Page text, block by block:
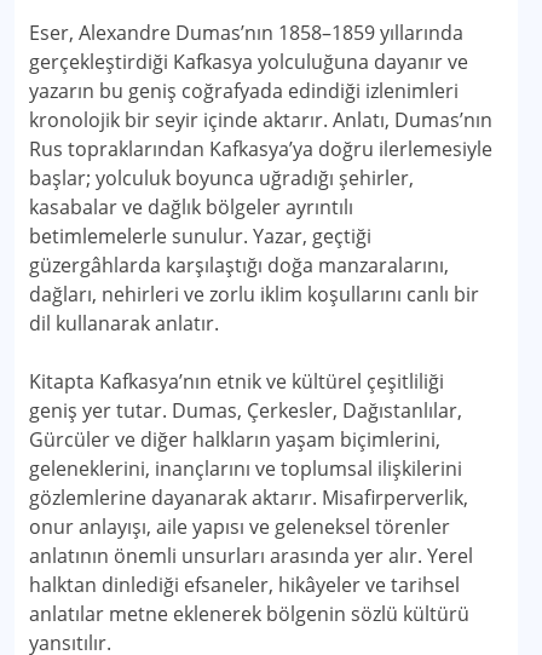
Eser, Alexandre Dumas’nın 1858–1859 yıllarında
gerçekleştirdiği Kafkasya yolculuğuna dayanır ve
yazarın bu geniş coğrafyada edindiği izlenimleri
kronolojik bir seyir içinde aktarır. Anlatı, Dumas’nın
Rus topraklarından Kafkasya’ya doğru ilerlemesiyle
başlar; yolculuk boyunca uğradığı şehirler,
kasabalar ve dağlık bölgeler ayrıntılı
betimlemelerle sunulur. Yazar, geçtiği
güzergâhlarda karşılaştığı doğa manzaralarını,
dağları, nehirleri ve zorlu iklim koşullarını canlı bir
dil kullanarak anlatır.
Kitapta Kafkasya’nın etnik ve kültürel çeşitliliği
geniş yer tutar. Dumas, Çerkesler, Dağıstanlılar,
Gürcüler ve diğer halkların yaşam biçimlerini,
geleneklerini, inançlarını ve toplumsal ilişkilerini
gözlemlerine dayanarak aktarır. Misafirperverlik,
onur anlayışı, aile yapısı ve geleneksel törenler
anlatının önemli unsurları arasında yer alır. Yerel
halktan dinlediği efsaneler, hikâyeler ve tarihsel
anlatılar metne eklenerek bölgenin sözlü kültürü
yansıtılır.